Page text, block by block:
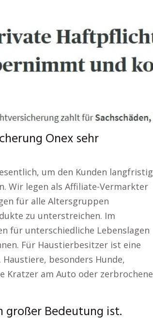
Onex sehr
um den Kunden langfristig
Wir legen als Affiliate-Vermarkter
für alle Altersgruppen
zu unterstreichen. Im
für unterschiedliche Lebenslagen
Für Haustierbesitzer ist eine
besonders Hunde,
Kratzer am Auto oder zerbrochene
großer Bedeutung ist.